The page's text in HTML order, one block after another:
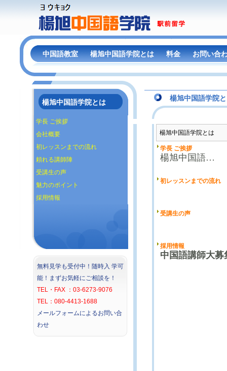
中国語教室 楊旭中国語学院とは 料金 お問い合
楊旭中国語学院とは
学長 ご挨拶
会社概要
初レッスンまでの流れ
頼れる講師陣
受講生の声
魅力のポイント
採用情報
無料見学も受付中！随時入 学可
能！まずお気軽にご相談を！
TEL・FAX ：03-6273-9076
TEL：080-4413-1688
メールフォームによるお問い合
わせ
楊旭中国語学院
楊旭中国語学院とは